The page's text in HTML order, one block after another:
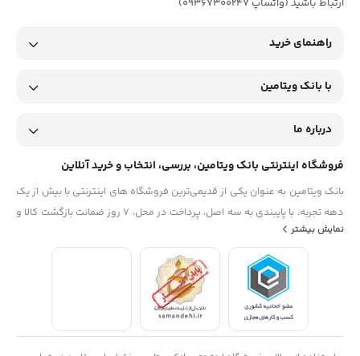
ارتباط باشید (واتسآپ 09367300247)
راهنمای خرید
با بانک ویتامین
درباره ما
فروشگاه اینترنتی بانک ویتامین، بررسی، انتخاب و خرید آنلاین
بانک ویتامین به عنوان یکی از قدیمی‌ترین فروشگاه های اینترنتی با بیش از یک
دهه تجربه، با پایبندی به سه اصل، پرداخت در محل، ۷ روز ضمانت بازگشت کالا و
تضمین اصل‌بودن کالا موفق شده تا همگام با فروشگاه‌های معتبر جهان، به
بزرگ‌ترین فروشگاه اینترنتی ایران تبدیل شود. به محض ورود به سایت
دیجی‌کالا با دنیایی از کالا رو به رو می‌شوید! هر آنچه که نیاز دارید و به ذهن
شما خطور می‌کند در اینجا پیدا خواهید کرد.
نمایش بیشتر